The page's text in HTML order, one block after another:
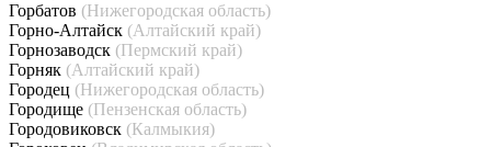
Горбатов (Нижегородская область)
Горно-Алтайск (Алтайский край)
Горнозаводск (Пермский край)
Горняк (Алтайский край)
Городец (Нижегородская область)
Городище (Пензенская область)
Городовиковск (Калмыкия)